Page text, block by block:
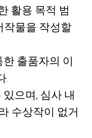
활용 목적 범
작물을 작성할
출품자의 이
.
으며, 심사 내
수상작이 없거